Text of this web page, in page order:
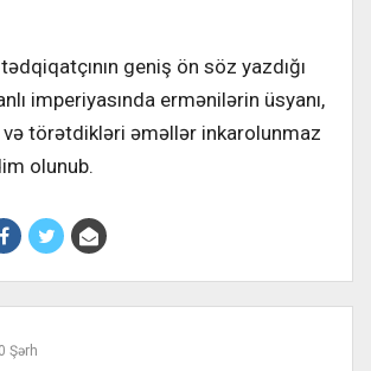
geniş ön söz yazdığı
imperiyasında ermənilərin üsyanı,
və törətdikləri əməllər inkarolunmaz
olunub.
0 Şərh